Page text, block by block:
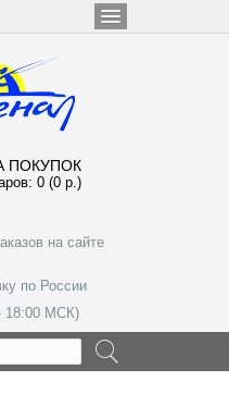
ПОКУПОК
0 (0 р.)
на сайте
по России
18:00 МСК)